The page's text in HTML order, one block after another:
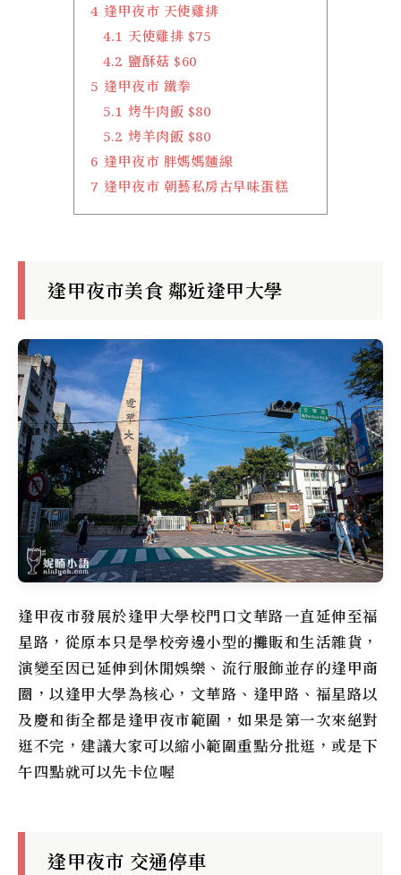
4 逢甲夜市 天使雞排
4.1 天使雞排 $75
4.2 鹽酥菇 $60
5 逢甲夜市 鐵拳
5.1 烤牛肉飯 $80
5.2 烤羊肉飯 $80
6 逢甲夜市 胖媽媽麵線
7 逢甲夜市 朝藝私房古早味蛋糕
逢甲夜市美食 鄰近逢甲大學
逢甲夜市發展於逢甲大學校門口文華路一直延伸至福
星路，從原本只是學校旁邊小型的攤販和生活雜貨，
演變至因已延伸到休閒娛樂、流行服飾並存的逢甲商
圈，以逢甲大學為核心，文華路、逢甲路、福星路以
及慶和街全都是逢甲夜市範圍，如果是第一次來絕對
逛不完，建議大家可以縮小範圍重點分批逛，或是下
午四點就可以先卡位喔
逢甲夜市 交通停車